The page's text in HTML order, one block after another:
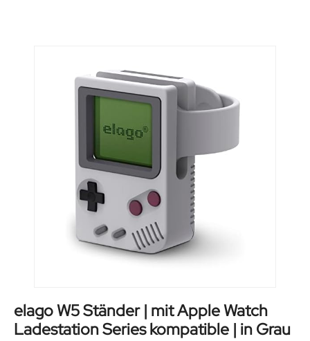
elago W5 Ständer | mit Apple Watch
Ladestation Series kompatible | in Grau